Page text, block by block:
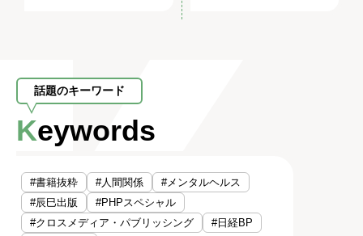
話題のキーワード
Keywords
#書籍抜粋 #人間関係
#メンタルヘルス
#辰巳出版
#PHPスペシャル
#クロスメディア・パブリッシング
#日経BP